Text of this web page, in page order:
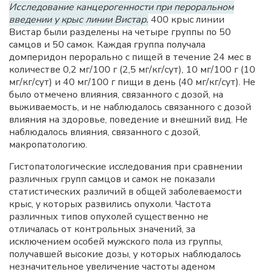
Исследование канцерогенности при пероральном
введении у крыс линии Вистар. 400 крыс линии
Вистар были разделены на четыре группы по 50
самцов и 50 самок. Каждая группа получала
домперидон перорально с пищей в течение 24 мес в
количестве 0,2 мг/100 г (2,5 мг/кг/сут), 10 мг/100 г (10
мг/кг/сут) и 40 мг/100 г пищи в день (40 мг/кг/сут). Не
было отмечено влияния, связанного с дозой, на
выживаемость, и не наблюдалось связанного с дозой
влияния на здоровье, поведение и внешний вид. Не
наблюдалось влияния, связанного с дозой,
макропатологию.
Гистопатологические исследования при сравнении
различных групп самцов и самок не показали
статистических различий в общей заболеваемости
крыс, у которых развились опухоли. Частота
различных типов опухолей существенно не
отличалась от контрольных значений, за
исключением особей мужского пола из группы,
получавшей высокие дозы, у которых наблюдалось
незначительное увеличение частоты аденом